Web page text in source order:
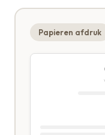
Papieren afdruk